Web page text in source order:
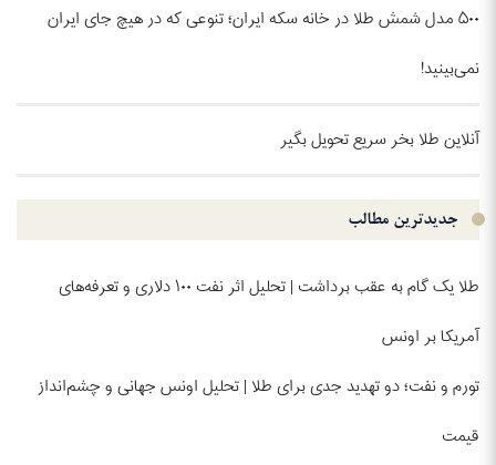
۵۰۰ مدل شمش طلا در خانه سکه ایران؛ تنوعی که در هیچ جای ایران
نمی‌بینید!
آنلاین طلا بخر سریع تحویل بگیر
جدیدترین مطالب
طلا یک گام به عقب برداشت | تحلیل اثر نفت ۱۰۰ دلاری و تعرفه‌های
آمریکا بر اونس
تورم و نفت؛ دو تهدید جدی برای طلا | تحلیل اونس جهانی و چشم‌انداز
قیمت